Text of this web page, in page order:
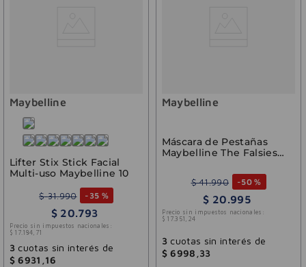
Maybelline
Lifter Stix Stick Facial
Multi-uso Maybelline 10
$ 31.990 - 35 %
$ 20.793
Precio sin impuestos nacionales:
$ 17.184, 71
3 cuotas sin interés de
$ 6931 16
Maybelline
Máscara de Pestañas
Maybelline The Falsies
$ 41.990 -50 %
$ 20.995
Precio sin impuestos nacionales:
$ 17.351 , 24
3 cuotas sin interés de
$ 6998 33